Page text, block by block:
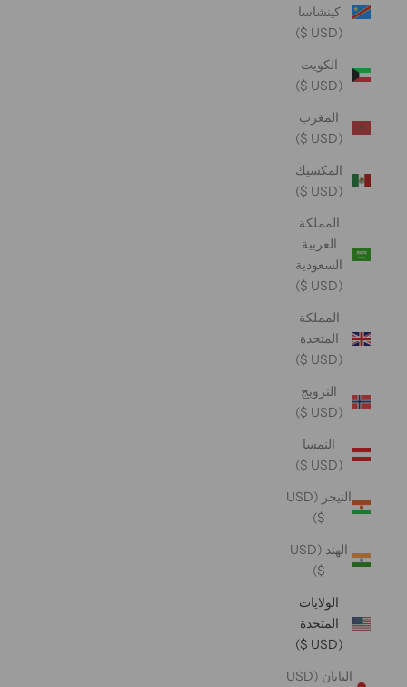
كينشاسا
(USD $)
الكويت
(USD $)
المغرب
(USD $)
المكسيك
(USD $)
المملكة
العربية
السعودية
(USD $)
المملكة
المتحدة
(USD $)
النرويج
(USD $)
النمسا
(USD $)
النيجر (USD
$)
الهند (USD
$)
الولايات
المتحدة
(USD $)
اليابان (USD